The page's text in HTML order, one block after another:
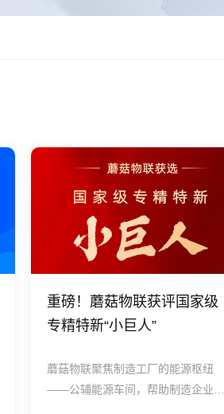
重磅！蘑菇物联获评国家级
专精特新“小巨人”
蘑菇物联聚焦制造工厂的能源枢纽
——公辅能源车间，帮助制造企业实